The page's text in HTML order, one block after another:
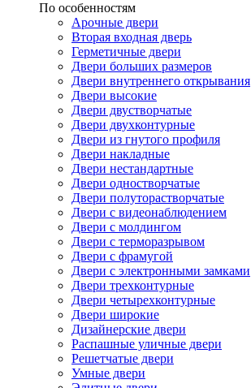
По особенностям
Арочные двери
Вторая входная дверь
Герметичные двери
Двери больших размеров
Двери внутреннего открывания
Двери высокие
Двери двустворчатые
Двери двухконтурные
Двери из гнутого профиля
Двери накладные
Двери нестандартные
Двери одностворчатые
Двери полуторастворчатые
Двери с видеонаблюдением
Двери с молдингом
Двери с терморазрывом
Двери с фрамугой
Двери с электронными замками
Двери трехконтурные
Двери четырехконтурные
Двери широкие
Дизайнерские двери
Распашные уличные двери
Решетчатые двери
Умные двери